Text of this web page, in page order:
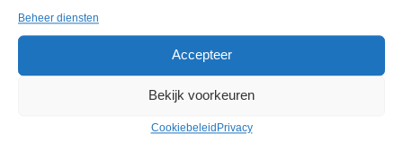
Beheer diensten
Accepteer
Bekijk voorkeuren
Cookiebeleid Privacy